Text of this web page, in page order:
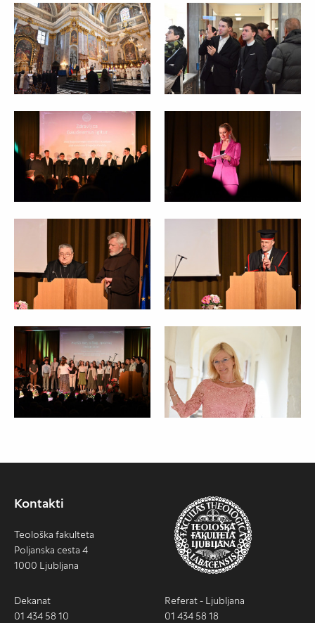
Kontakti
Teološka fakulteta
Poljanska cesta 4
1000 Ljubljana
Dekanat
01 434 58 10
Referat - Ljubljana
01 434 58 18